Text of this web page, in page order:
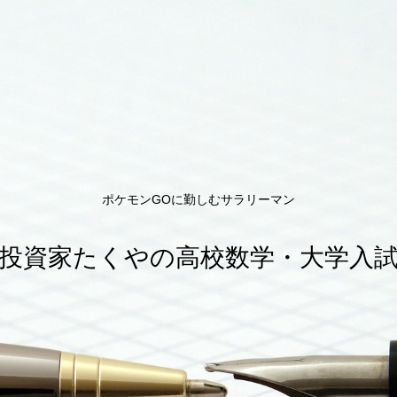
ポケモンGOに勤しむサラリーマン
資家たくやの高校数学・大学入